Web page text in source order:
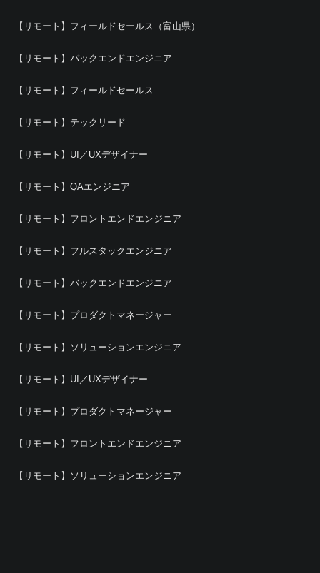
【リモート】フィールドセールス（富山県）
【リモート】バックエンドエンジニア
【リモート】フィールドセールス
【リモート】テックリード
【リモート】UI／UXデザイナー
【リモート】QAエンジニア
【リモート】フロントエンドエンジニア
【リモート】フルスタックエンジニア
【リモート】バックエンドエンジニア
【リモート】プロダクトマネージャー
【リモート】ソリューションエンジニア
【リモート】UI／UXデザイナー
【リモート】プロダクトマネージャー
【リモート】フロントエンドエンジニア
【リモート】ソリューションエンジニア